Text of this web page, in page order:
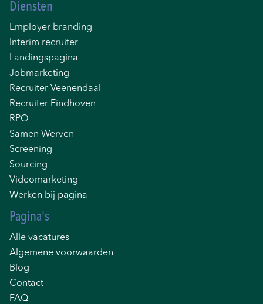
Diensten
Employer branding
Interim recruiter
Landingspagina
Jobmarketing
Recruiter Veenendaal
Recruiter Eindhoven
RPO
Samen Werven
Screening
Sourcing
Videomarketing
Werken bij pagina
Pagina's
Alle vacatures
Algemene voorwaarden
Blog
Contact
FAQ